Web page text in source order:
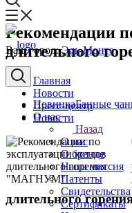
НовинкаБанные
О нас
Назад
О нас
О бренде
Наша миссия
Патенты
Свидетельства
Сертификаты
Ваш город:Эль-Монте
Рекомендации
длительного
Главная
Новости
Пресс-центр
Новости
длительного